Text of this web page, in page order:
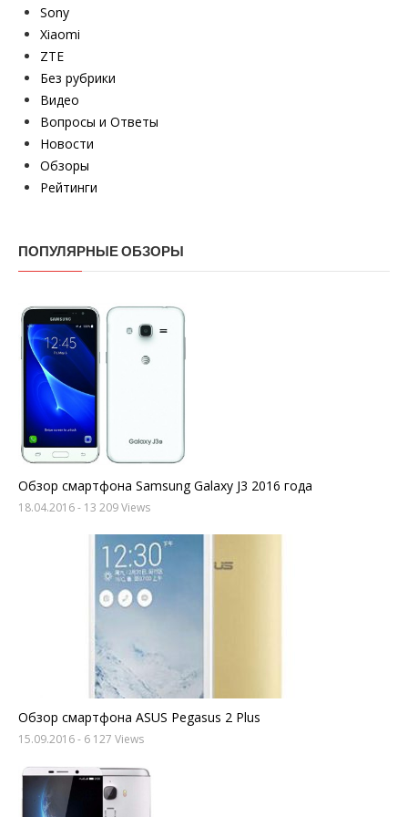
Sony
Xiaomi
ZTE
Без рубрики
Видео
Вопросы и Ответы
Новости
Обзоры
Рейтинги
ПОПУЛЯРНЫЕ ОБЗОРЫ
Обзор смартфона Samsung Galaxy J3 2016 года
18.04.2016- 13 209 Views
Обзор смартфона ASUS Pegasus 2 Plus
15.09.2016- 6 127 Views